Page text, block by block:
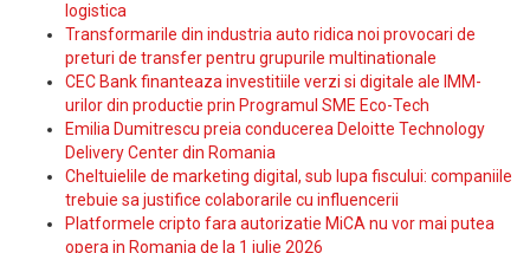
logistica
Transformarile din industria auto ridica noi provocari de
preturi de transfer pentru grupurile multinationale
CEC Bank finanteaza investitiile verzi si digitale ale IMM-
urilor din productie prin Programul SME Eco-Tech
Emilia Dumitrescu preia conducerea Deloitte Technology
Delivery Center din Romania
Cheltuielile de marketing digital, sub lupa fiscului: companiile
trebuie sa justifice colaborarile cu influencerii
Platformele cripto fara autorizatie MiCA nu vor mai putea
opera in Romania de la 1 iulie 2026